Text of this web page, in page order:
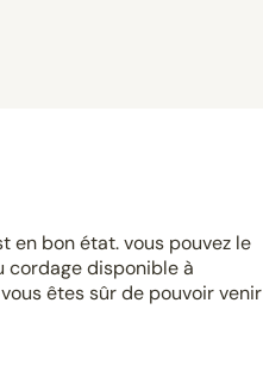
en bon état. vous pouvez le
cordage disponible à
êtes sûr de pouvoir venir